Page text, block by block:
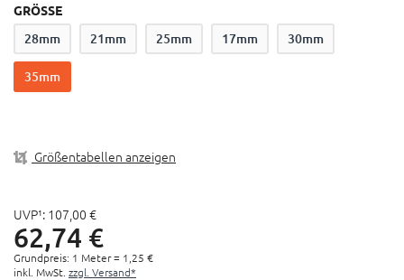
Das Muc-Off Felgenband bietet sowohl die richtige
Dehnung als auch Haltbarkeit und Festigkeit, die für
eine dauerhafte luftdichte Versiegelung nötig sind
Durch das semitransparente Material kann die
Verschiedene Breiten verfügbar
GRÖSSE
28mm 21mm 25mm 17mm 30mm
35mm
Größentabellen anzeigen
UVP¹: 107, 00 €
62,74 €
Grundpreis: 1 Meter = 1, 25 €
inkl. MwSt. zzgl. Versand*